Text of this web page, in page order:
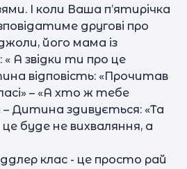
І коли Ваша п’ятирічка
другові про
його мама із
А звідки ти про це
відповість: «Прочитав
– «А хто ж тебе
Дитина здивується: «Та
це буде не вихваляння, а
клас - це просто рай